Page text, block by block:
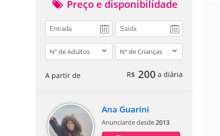
Preço e disponibilidade
adults children
A partir de R$ 200 a diária
Ana Guarini
Anunciante desde2013